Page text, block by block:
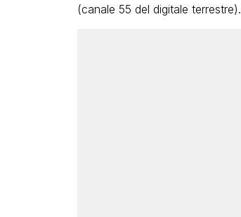
(canale 55 del digitale terrestre).